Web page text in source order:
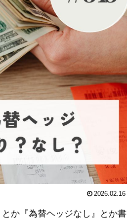
2026.02.16
か『為替ヘッジなし』とか書